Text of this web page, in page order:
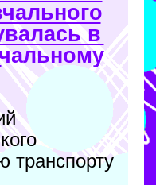
в
транспорту